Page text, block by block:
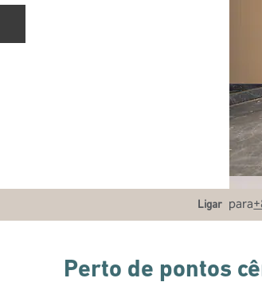
Ligar
Ligue para
Perto de pontos